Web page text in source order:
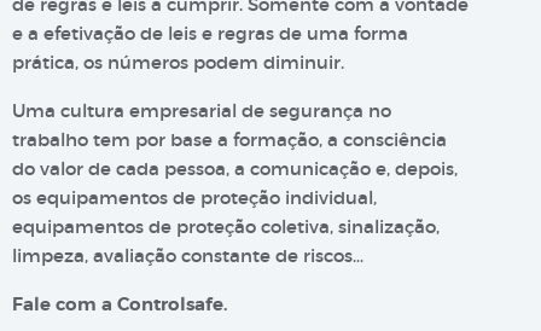
e a efetivação de leis e regras de uma forma
prática, os números podem diminuir.
Uma cultura empresarial de segurança no
trabalho tem por base a formação, a consciência
do valor de cada pessoa, a comunicação e, depois,
os equipamentos de proteção individual,
equipamentos de proteção coletiva, sinalização,
limpeza, avaliação constante de riscos…
Fale com a Controlsafe.